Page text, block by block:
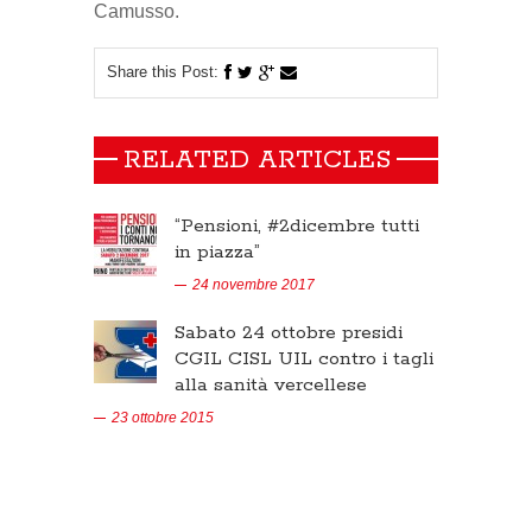
Camusso.
Share this Post:
RELATED ARTICLES
“Pensioni, #2dicembre tutti
in piazza”
24 novembre 2017
Sabato 24 ottobre presidi
CGIL CISL UIL contro i tagli
alla sanità vercellese
23 ottobre 2015